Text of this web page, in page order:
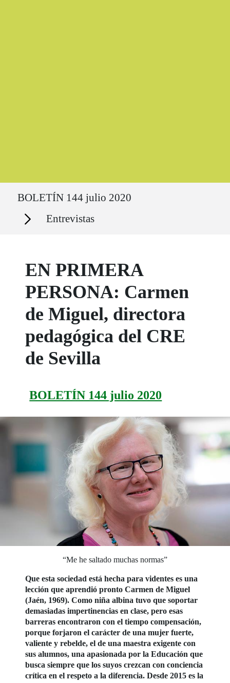
BOLETÍN 144 julio 2020
Secciones Entrevistas
EN PRIMERA
PERSONA: Carmen
de Miguel, directora
pedagógica del CRE
de Sevilla
BOLETÍN 144 julio 2020
“Me he saltado muchas normas”
Que esta sociedad está hecha para videntes es una
lección que aprendió pronto Carmen de Miguel
(Jaén, 1969). Como niña albina tuvo que soportar
demasiadas impertinencias en clase, pero esas
barreras encontraron con el tiempo compensación,
porque forjaron el carácter de una mujer fuerte,
valiente y rebelde, el de una maestra exigente con
sus alumnos, una apasionada por la Educación que
busca siempre que los suyos crezcan con conciencia
crítica en el respeto a la diferencia. Desde 2015 es la